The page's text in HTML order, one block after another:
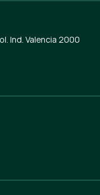
Ind. Valencia 2000